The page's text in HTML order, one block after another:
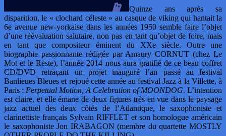
Quinze ans après sa
disparition, le « clochard céleste » au casque de viking qui hantait la
6e avenue new-yorkaise dans les années 1950 semble faire l’objet
d’une réévaluation salutaire, non pas en tant qu’objet de foire, mais
en tant que compositeur éminent du XXe siècle. Outre une
biographie passionnante rédigée par Amaury CORNUT (chez Le
Mot et le Reste), l’année 2014 nous aura gratifié de ce beau coffret
CD/DVD retraçant un projet inauguré l’an passé au festival
Banlieues Bleues et rejoué cette année au festival Jazz à la Villette, à
Paris : Perpetual Motion, A Celebration of MOONDOG. L’intention
est claire, et elle émane de deux figures très en vue dans le paysage
jazz actuel des deux côtés de l’Atlantique, le saxophoniste et
clarinettiste français Sylvain RIFFLET et son homologue américain
le saxophoniste Jon IRABAGON (membre du quartette MOSTLY